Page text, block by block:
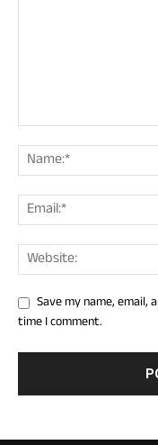
Save my name,
time I comment.